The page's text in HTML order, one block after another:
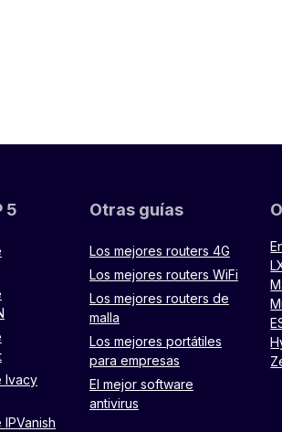
5
Ivacy
Otras guías
Los mejores routers 4G
Los mejores routers WiFi
Los mejores routers de
malla
Los mejores portátiles
para empresas
El mejor software
antivirus